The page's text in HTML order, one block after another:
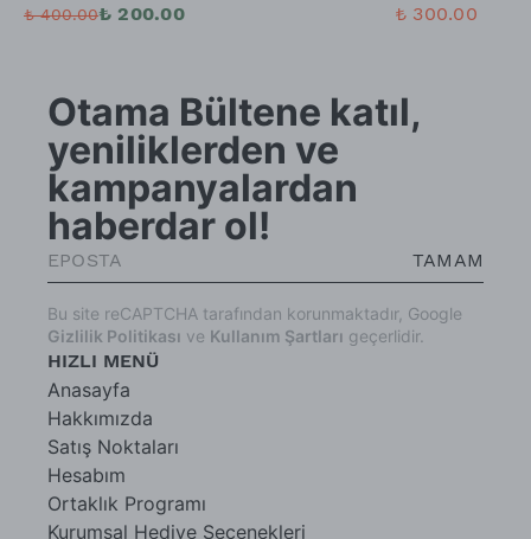
₺ 400.00₺ 200.00 ₺ 300.00
HIZLI MENÜ
Anasayfa
Hakkımızda
Satış Noktaları
Hesabım
Ortaklık Programı
Kurumsal Hediye Seçenekleri
Otama Bültene katıl,
yeniliklerden ve
kampanyalardan
haberdar ol!
TAMAM
Bu site reCAPTCHA tarafından korunmaktadır, Google
Gizlilik Politikası ve Kullanım Şartları geçerlidir.